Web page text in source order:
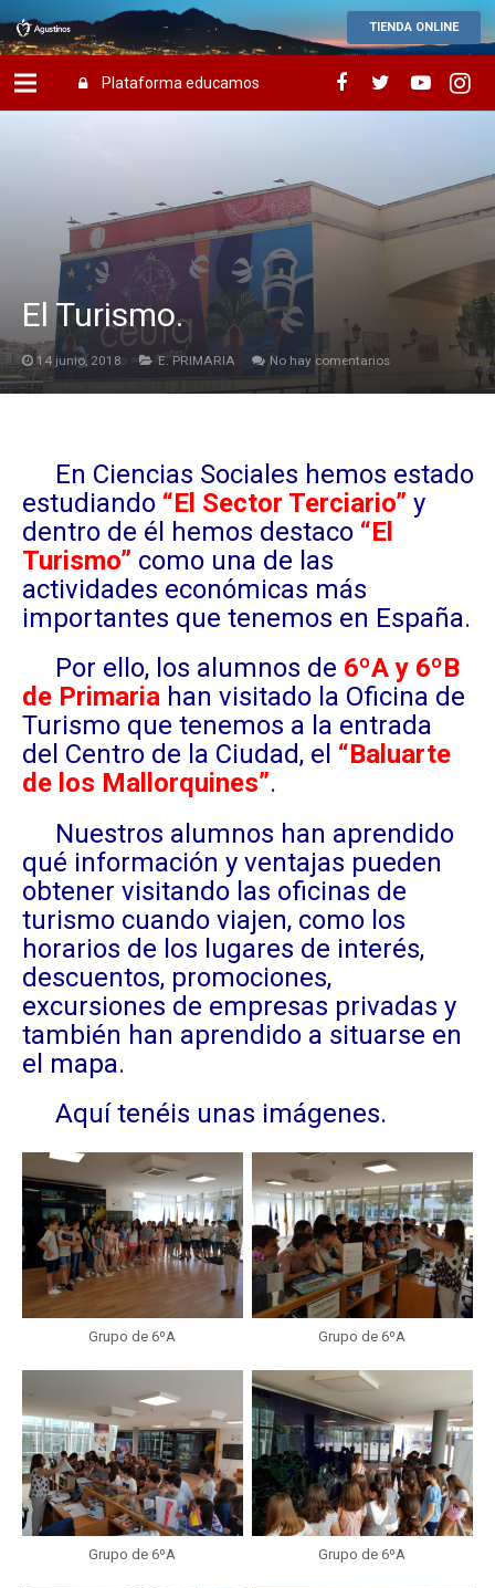
TIENDA ONLINE
Plataforma educamos
El Turismo.
14 junio, 2018 E. PRIMARIA No hay comentarios
En Ciencias Sociales hemos estado
estudiando “El Sector Terciario” y
dentro de él hemos destaco“El
Turismo” como una de las
actividades económicas más
importantes que tenemos en España.
Por ello, los alumnos de 6ºA y 6ºB
de Primariahan visitado la Oficina de
Turismo que tenemos a la entrada
del Centro de la Ciudad, el “Baluarte
de los Mallorquines”.
Nuestros alumnos han aprendido
qué información y ventajas pueden
obtener visitando las oficinas de
turismo cuando viajen, como los
horarios de los lugares de interés,
descuentos, promociones,
excursiones de empresas privadas y
también han aprendido a situarse en
el mapa.
Aquí tenéis unas imágenes.
Grupo de 6ºA Grupo de 6ºA
Grupo de 6ºA Grupo de 6ºA